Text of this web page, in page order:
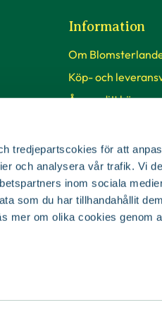
tredjepartscokies för att
och analysera vår trafik. Vi
inom sociala
som du har tillhandahållit
mer om olika cookies genom
Information
Om
Köp- och
Ångra ditt köp
Presentkort
Press & media
Handla hos oss
Vårt